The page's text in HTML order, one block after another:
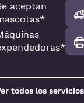
aceptan
todos los servicios